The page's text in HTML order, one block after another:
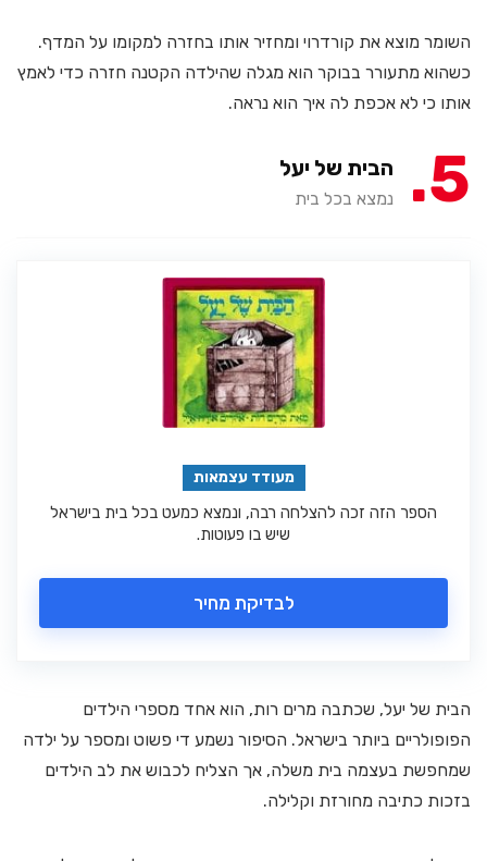
השומר מוצא את קורדרוי ומחזיר אותו בחזרה למקומו על המדף.
כשהוא מתעורר בבוקר הוא מגלה שהילדה הקטנה חזרה כדי לאמץ
אותו כי לא אכפת לה איך הוא נראה.
5 הבית של יעל
נמצא בכל בית
מעודד עצמאות
הספר הזה זכה להצלחה רבה, ונמצא כמעט בכל בית בישראל
שיש בו פעוטות.
לבדיקת מחיר
הבית של יעל, שכתבה מרים רות, הוא אחד מספרי הילדים
הפופולריים ביותר בישראל. הסיפור נשמע די פשוט ומספר על ילדה
שמחפשת בעצמה בית משלה, אך הצליח לכבוש את לב הילדים
בזכות כתיבה מחורזת וקלילה.